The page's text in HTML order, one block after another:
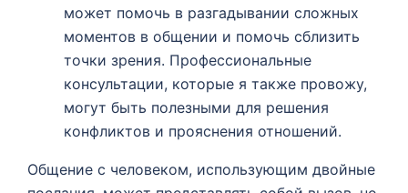
может помочь в разгадывании сложных
моментов в общении и помочь сблизить
точки зрения. Профессиональные
консультации, которые я также провожу,
могут быть полезными для решения
конфликтов и прояснения отношений.
Общение с человеком, использующим двойные